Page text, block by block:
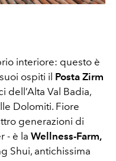
interiore: questo è
ospiti il Posta Zirm
dell’Alta Val Badia,
Dolomiti. Fiore
generazioni di
- è la Wellness-Farm,
Shui, antichissima